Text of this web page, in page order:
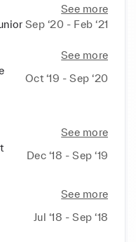
See more
Sep ‘20 - Feb ‘21
See more
Oct ‘19 - Sep ‘20
See more
Dec ‘18 - Sep ‘19
See more
Jul ‘18 - Sep ‘18